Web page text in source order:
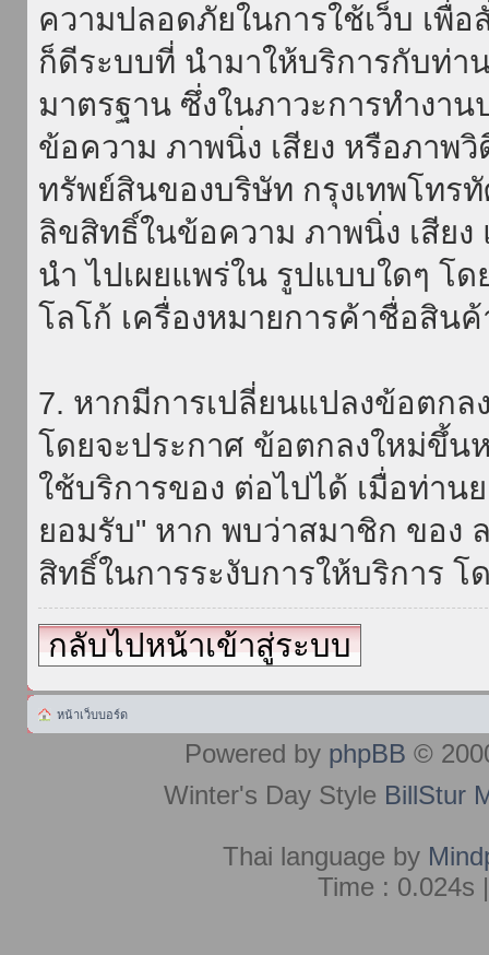
ความปลอดภัยในการใช้เว็บ เพื่
ก็ดีระบบที่ นำมาให้บริการกับท่
มาตรฐาน ซึ่งในภาวะการทำงา
ข้อความ ภาพนิ่ง เสียง หรือภาพ
ทรัพย์สินของบริษัท กรุงเทพโทร
ลิขสิทธิ์ในข้อความ ภาพนิ่ง เสีย
นำ ไปเผยแพร่ใน รูปแบบใดๆ โ
โลโก้ เครื่องหมายการค้าชื่อสิน
7. หากมีการเปลี่ยนแปลงข้อตกล
โดยจะประกาศ ข้อตกลงใหม่ขึ้น
ใช้บริการของ ต่อไปได้ เมื่อท่า
ยอมรับ" หาก พบว่าสมาชิก ของ
สิทธิ์ในการระงับการให้บริการ
กลับไปหน้าเข้าสู่ระบบ
หน้าเว็บบอร์ด
Powered by phpBB ©
Winter's Day Style BillStur
Thai language by
Time : 0.024s